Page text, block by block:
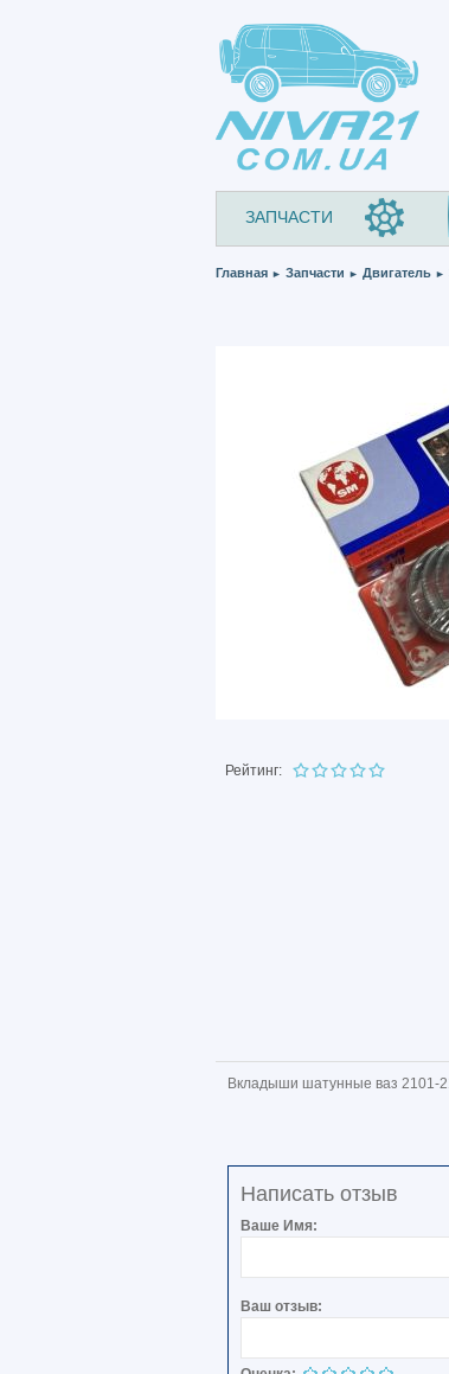
ЗАПЧАСТИ
Главная ► Запчасти ► Двигатель ►
Рейтинг:
Вкладыши шатунные ваз 2101-
Написать отзыв
Ваше Имя:
Ваш отзыв: